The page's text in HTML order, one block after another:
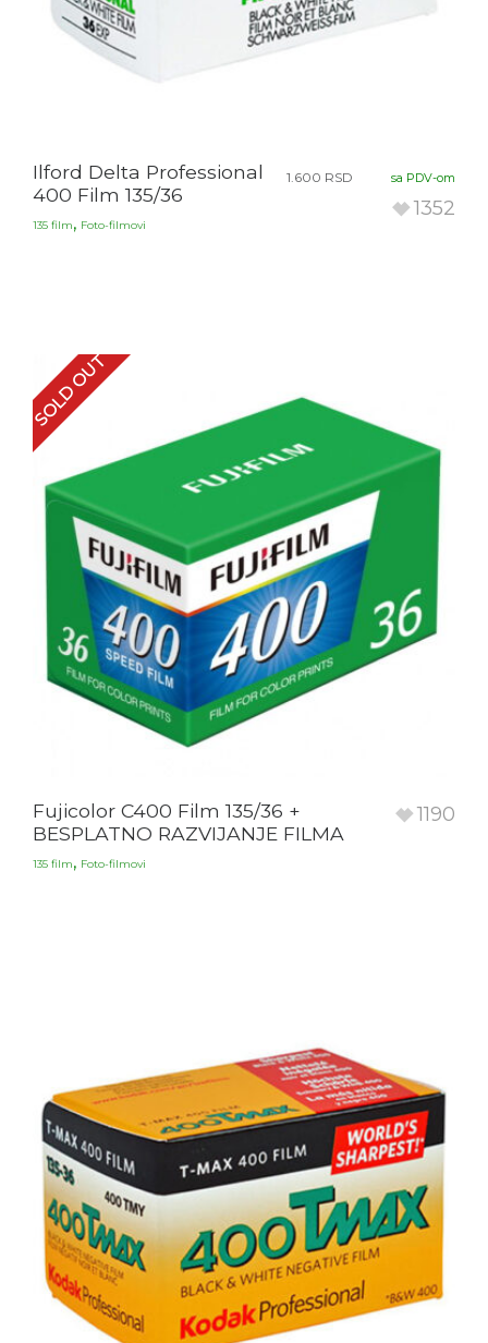
Ilford Delta Professional
400 Film 135/36
135 film, Foto-filmovi
1.600 RSD sa PDV-om
1352
SOLD OUT
Fujicolor C400 Film 135/36 +
BESPLATNO RAZVIJANJE FILMA
135 film, Foto-filmovi
1190